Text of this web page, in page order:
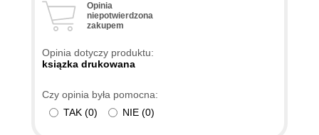
dzięki tej książce mam teraz jasny obraz. Teraz
już wiem co zrobić aby moje produkty
ksiażka stanie się w krótkim czasie biblią
została napisana przez polskich autorów i w pełni
odpowiada realiom polskiego rynku. Łukasz,
Opinia
niepotwierdzona
zakupem
Opinia dotyczy produktu:
ksiązka drukowana
Czy opinia była pomocna:
TAK (0) NIE (0)